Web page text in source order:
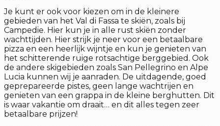
Je kunt er ook voor kiezen om in de kleinere
gebieden van het Val di Fassa te skiën, zoals bij
Campedie. Hier kun je in alle rust skiën zonder
wachttijden. Hier strijk je neer voor een betaalbare
pizza en een heerlijk wijntje en kun je genieten van
het schitterende ruige rotsachtige berggebied. Ook
de andere skigebieden zoals San Pellegrino en Alpe
Lucia kunnen wij je aanraden. De uitdagende, goed
geprepareerde pistes, geen lange wachtrijen en
genieten van een grappa in de kleine berghutten. Dit
is waar vakantie om draait… en dit alles tegen zeer
betaalbare prijzen!